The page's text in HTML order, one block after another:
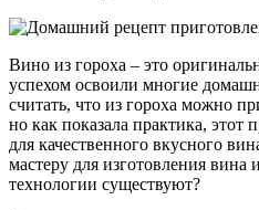
Вино из гороха – это
успехом освоили многие
считать, что из гороха можно
но как показала практика, этот
для качественного вкусного
мастеру для изготовления вина
технологии существуют?